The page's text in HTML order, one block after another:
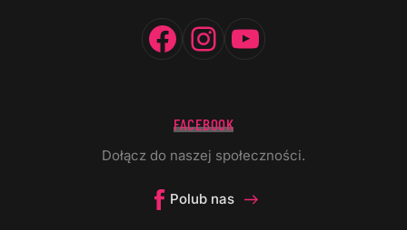
Facebook
Instagram
FACEBOOK
Dołącz do naszej społeczności.
Polub nas